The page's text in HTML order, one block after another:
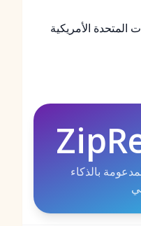
المتحدة الأمريكية
بالذكاء